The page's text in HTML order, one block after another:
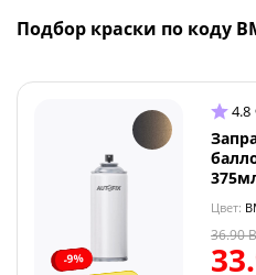
Подбор краски по коду
-9%
4.8
Цвет:
36.90